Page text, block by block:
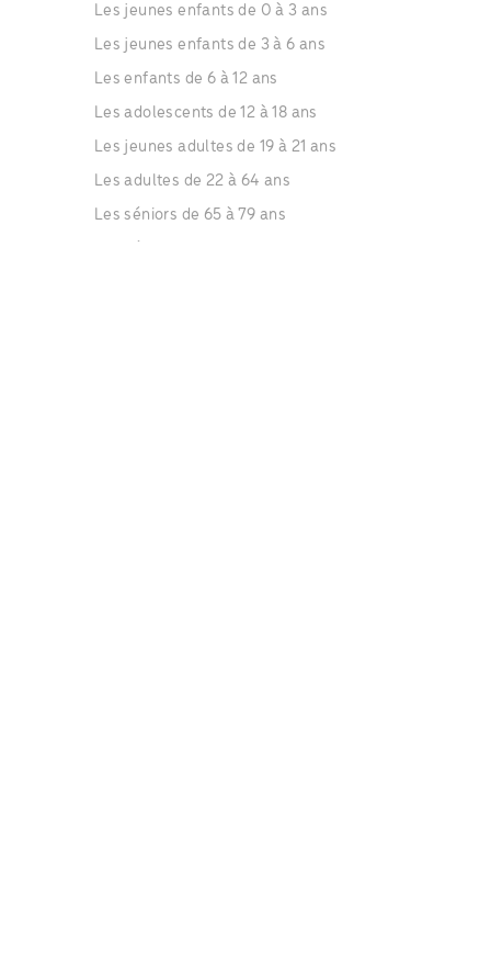
Les jeunes enfants de 0 à 3 ans
Les jeunes enfants de 3 à 6 ans
Les enfants de 6 à 12 ans
Les adolescents de 12 à 18 ans
Les jeunes adultes de 19 à 21 ans
Les adultes de 22 à 64 ans
Les séniors de 65 à 79 ans